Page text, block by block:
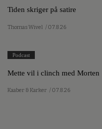
Tiden skriger på satire
Thomas Wivel / 07.8.26
Podcast
Mette vil i clinch med Morten
Kaaber & Karker / 07.8.26